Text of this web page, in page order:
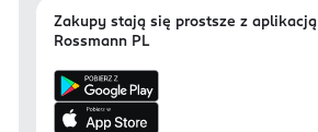
Zakupy stają się prostsze z aplikacją
Rossmann PL